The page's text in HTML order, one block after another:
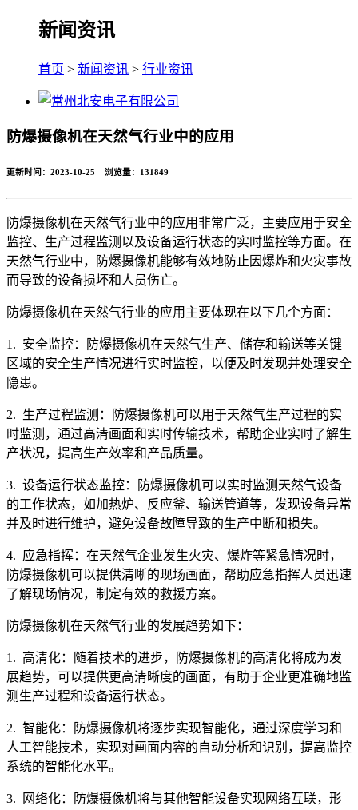
新闻资讯
首页 > 新闻资讯 > 行业资讯
防爆摄像机在天然气行业中的应用
更新时间：2023-10-25 浏览量： 131849
防爆摄像机在天然气行业中的应用非常广泛，主要应用于安全
监控、生产过程监测以及设备运行状态的实时监控等方面。在
天然气行业中，防爆摄像机能够有效地防止因爆炸和火灾事故
而导致的设备损坏和人员伤亡。
防爆摄像机在天然气行业的应用主要体现在以下几个方面：
1. 安全监控：防爆摄像机在天然气生产、储存和输送等关键
区域的安全生产情况进行实时监控，以便及时发现并处理安全
隐患。
2. 生产过程监测：防爆摄像机可以用于天然气生产过程的实
时监测，通过高清画面和实时传输技术，帮助企业实时了解生
产状况，提高生产效率和产品质量。
3. 设备运行状态监控：防爆摄像机可以实时监测天然气设备
的工作状态，如加热炉、反应釜、输送管道等，发现设备异常
并及时进行维护，避免设备故障导致的生产中断和损失。
4. 应急指挥：在天然气企业发生火灾、爆炸等紧急情况时，
防爆摄像机可以提供清晰的现场画面，帮助应急指挥人员迅速
了解现场情况，制定有效的救援方案。
防爆摄像机在天然气行业的发展趋势如下：
1. 高清化：随着技术的进步，防爆摄像机的高清化将成为发
展趋势，可以提供更高清晰度的画面，有助于企业更准确地监
测生产过程和设备运行状态。
2. 智能化：防爆摄像机将逐步实现智能化，通过深度学习和
人工智能技术，实现对画面内容的自动分析和识别，提高监控
系统的智能化水平。
3. 网络化：防爆摄像机将与其他智能设备实现网络互联，形